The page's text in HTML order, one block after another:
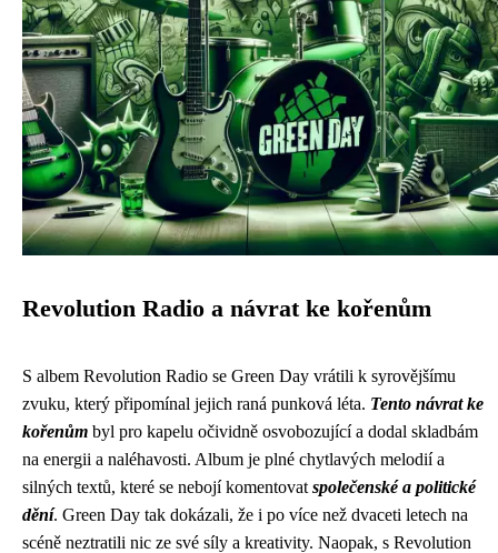
Revolution Radio a návrat ke kořenům
S albem Revolution Radio se Green Day vrátili k syrovějšímu
zvuku, který připomínal jejich raná punková léta. Tento návrat ke
kořenům byl pro kapelu očividně osvobozující a dodal skladbám
na energii a naléhavosti. Album je plné chytlavých melodií a
silných textů, které se nebojí komentovat společenské a politické
dění. Green Day tak dokázali, že i po více než dvaceti letech na
scéně neztratili nic ze své síly a kreativity. Naopak, s Revolution